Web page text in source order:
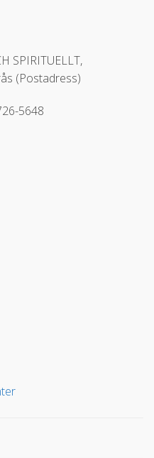
SPIRITUELLT,
(Postadress)
5648